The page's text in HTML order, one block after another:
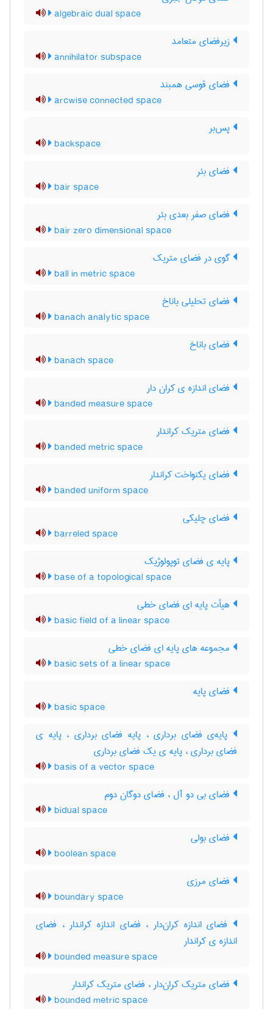
algebraic dual space
زیرفضای متعامد
annihilator subspace
فضای قوسی همبند
arcwise connected space
پس‌بر
backspace
فضای بئر
bair space
فضای صفر بعدی بئر
bair zero dimensional space
گوی در فضای متریک
ball in metric space
فضای تحلیلی باناخ
banach analytic space
فضای باناخ
banach space
فضای اندازه ی کران دار
banded measure space
فضای متریک کراندار
banded metric space
فضای یکنواخت کراندار
banded uniform space
فضای چلیکی
barreled space
پایه ی فضای توپولوژیک
base of a topological space
هیأت پایه ای فضای خطی
basic field of a linear space
مجموعه های پایه ای فضای خطی
basic sets of a linear space
فضای پایه
basic space
پایه‌ی فضای برداری ، پایه فضای برداری ، پایه ی
فضای برداری ، پایه ی یک فضای برداری
basis of a vector space
فضای بی دو آل ، فضای دوگان دوم
bidual space
فضای بولی
boolean space
فضای مرزی
boundary space
فضای اندازه کران‌دار ، فضای اندازه کراندار ، فضای
اندازه ی کراندار
bounded measure space
فضای متریک کران‌دار ، فضای متریک کراندار
bounded metric space